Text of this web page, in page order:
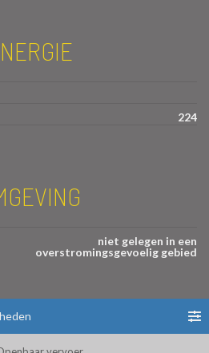
224
niet gelegen in een
overstromingsgevoelig gebied